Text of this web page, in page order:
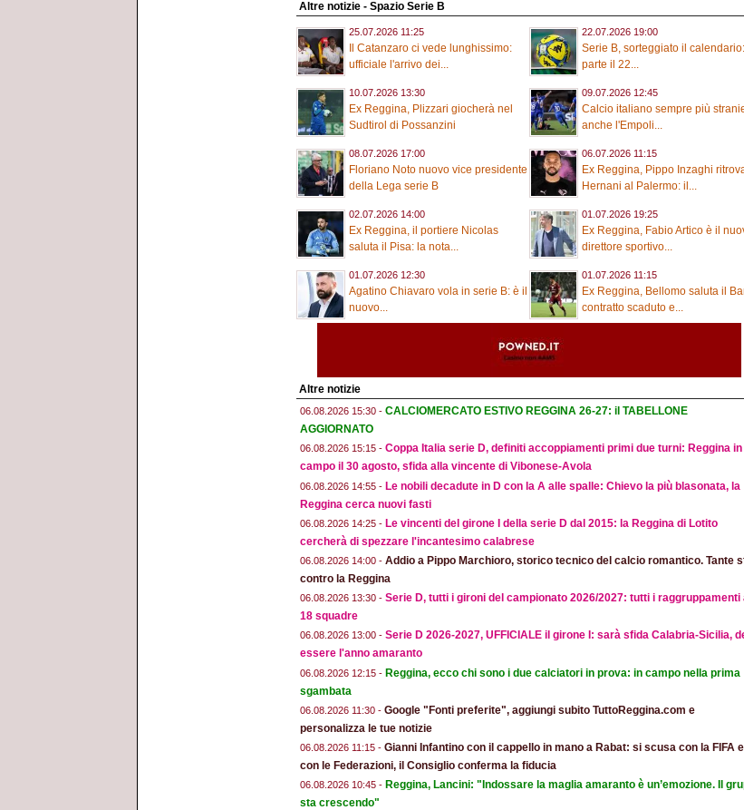
Altre notizie - Spazio Serie B
25.07.2026 11:25
Il Catanzaro ci vede lunghissimo:
ufficiale l'arrivo dei...
22.07.2026 19:00
Serie B, sorteggiato il
parte il 22...
10.07.2026 13:30
Ex Reggina, Plizzari giocherà nel
Sudtirol di Possanzini
09.07.2026 12:45
Calcio italiano sempre più
anche l'Empoli...
08.07.2026 17:00
Floriano Noto nuovo vice presidente
della Lega serie B
06.07.2026 11:15
Ex Reggina, Pippo Inzaghi
Hernani al Palermo: il...
02.07.2026 14:00
Ex Reggina, il portiere Nicolas
saluta il Pisa: la nota...
01.07.2026 19:25
Ex Reggina, Fabio Artico è il
direttore sportivo...
01.07.2026 12:30
Agatino Chiavaro vola in serie B: è il
nuovo...
01.07.2026 11:15
Ex Reggina, Bellomo saluta il
contratto scaduto e...
Altre notizie
06.08.2026 15:30 - CALCIOMERCATO ESTIVO REGGINA 26-27: il TABELLONE
AGGIORNATO
06.08.2026 15:15 - Coppa Italia serie D, definiti accoppiamenti primi due turni: Reggina in
campo il 30 agosto, sfida alla vincente di Vibonese-Avola
06.08.2026 14:55 - Le nobili decadute in D con la A alle spalle: Chievo la più blasonata, la
Reggina cerca nuovi fasti
06.08.2026 14:25 - Le vincenti del girone I della serie D dal 2015: la Reggina di Lotito
cercherà di spezzare l'incantesimo calabrese
06.08.2026 14:00 - Addio a Pippo Marchioro, storico tecnico del calcio romantico. Tante
contro la Reggina
06.08.2026 13:30 - Serie D, tutti i gironi del campionato 2026/2027: tutti i raggruppamenti
18 squadre
06.08.2026 13:00 - Serie D 2026-2027, UFFICIALE il girone I: sarà sfida Calabria-Sicilia,
essere l'anno amaranto
06.08.2026 12:15 - Reggina, ecco chi sono i due calciatori in prova: in campo nella prima
sgambata
06.08.2026 11:30 - Google "Fonti preferite", aggiungi subito TuttoReggina.com e
personalizza le tue notizie
06.08.2026 11:15 - Gianni Infantino con il cappello in mano a Rabat: si scusa con la FIFA e
con le Federazioni, il Consiglio conferma la fiducia
06.08.2026 10:45 - Reggina, Lancini: "Indossare la maglia amaranto è un’emozione. Il
sta crescendo"